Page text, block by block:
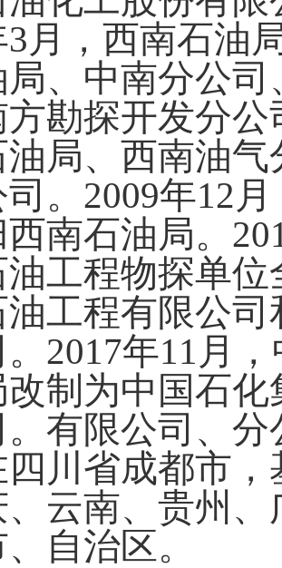
3月，西南石油
局、中南分公
方勘探开发分
油局、西南油
司。2009年12
西南石油局。
油工程物探单
油工程有限公
。2017年11月
改制为中国石
。有限公司、
四川省成都市
、云南、贵州
自治区。